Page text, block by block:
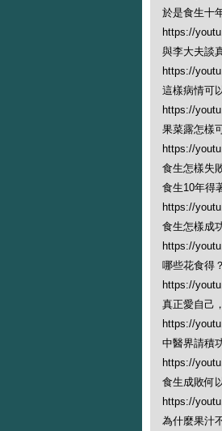
於是食生十
https://
與李大夫談
https://
這樣病情可
https://
果菜露怎樣
https://
食生怎樣失
食生10年得
https://
食生怎樣成
https://
哪些花食得
https://
真正愛自己
https://
中醫界請積
https://
食生成敗何
https://
為什麼果汁